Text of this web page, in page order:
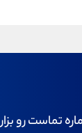
تماست رو بزار